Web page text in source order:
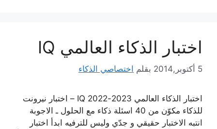
اختبار الذكاء العالمي IQ
5 أكتوبر,2014 بقلم اختصاصي الذكاء
اختبار الذكاء العالمي 2023-IQ 2022 – اختبار نيرونت
للذكاء مكوّن من 40 اسئلة ذكاء مع الحلول ـ الاجوبة
انتبه الاختبار حقيقي و جدّي وليس للترفيه ابدأ اختبار